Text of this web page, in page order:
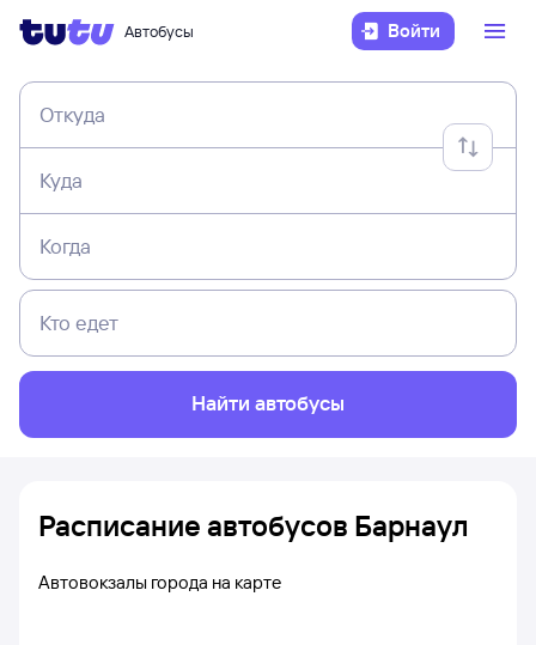
Автобусы Войти
Откуда
Куда
Когда
Кто едет
Найти автобусы
Расписание автобусов Барнаул
Автовокзалы города на карте